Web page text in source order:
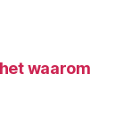
waarom